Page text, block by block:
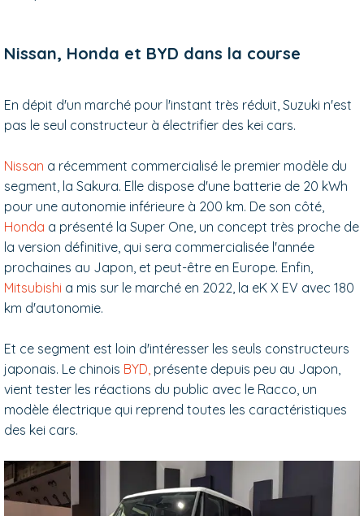
Nissan, Honda et BYD dans la course
En dépit d'un marché pour l'instant très réduit, Suzuki n'est
pas le seul constructeur à électrifier des kei cars.
Nissan a récemment commercialisé le premier modèle du
segment, la Sakura. Elle dispose d'une batterie de 20 kWh
pour une autonomie inférieure à 200 km. De son côté,
Honda a présenté la Super One, un concept très proche de
la version définitive, qui sera commercialisée l'année
prochaines au Japon, et peut-être en Europe. Enfin,
Mitsubishi a mis sur le marché en 2022, la eK X EV avec 180
km d'autonomie.
Et ce segment est loin d'intéresser les seuls constructeurs
japonais. Le chinois BYD, présente depuis peu au Japon,
vient tester les réactions du public avec le Racco, un
modèle électrique qui reprend toutes les caractéristiques
des kei cars.